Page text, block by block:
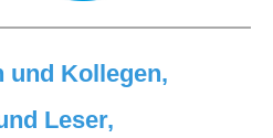
und Kollegen,
Leser,